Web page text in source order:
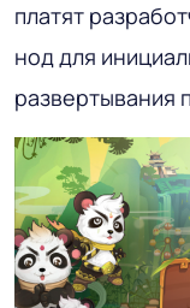
платят
нод для
развертывания